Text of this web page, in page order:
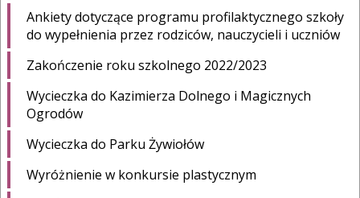
Ankiety dotyczące programu profilaktycznego szkoły
do wypełnienia przez rodziców, nauczycieli i uczniów
Zakończenie roku szkolnego 2022/2023
Wycieczka do Kazimierza Dolnego i Magicznych
Ogrodów
Wycieczka do Parku Żywiołów
Wyróżnienie w konkursie plastycznym